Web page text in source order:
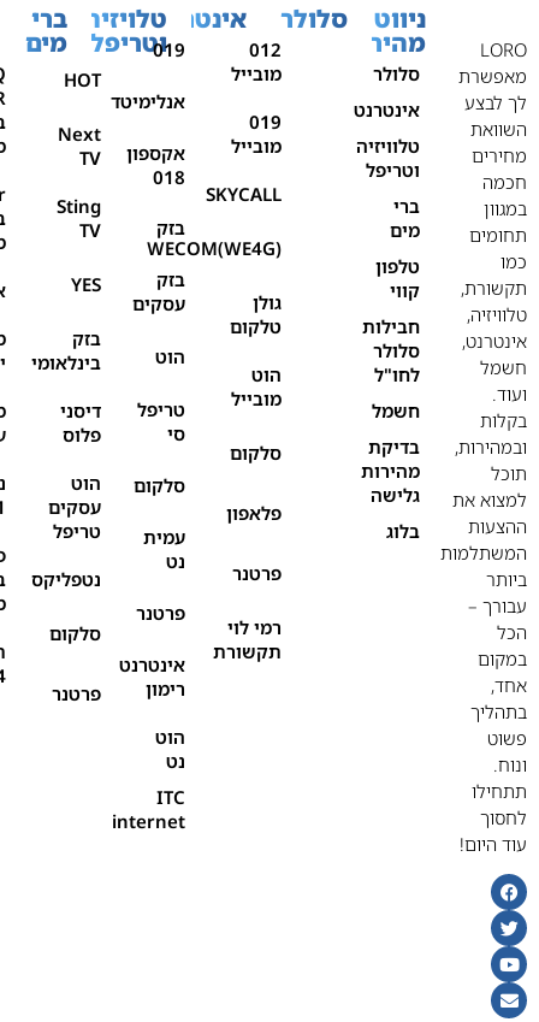
LORO
מאפשרת
לך לבצע
השוואת
מחירים
חכמה
במגוון
תחומים
כמו
תקשורת,
טלוויזיה,
אינטרנט,
חשמל
ועוד.
בקלות
ובמהירות,
תוכל
למצוא את
ההצעות
המשתלמות
ביותר
עבורך –
הכל
במקום
אחד,
בתהליך
פשוט
ונוח.
תתחילו
לחסוך
עוד היום!
ניווט
מהיר
סלולר
אינטרנט
טלוויזיה
וטריפל
ברי
מים
טלפון
קווי
חבילות
סלולר
לחו"ל
חשמל
בדיקת
מהירות
גלישה
בלוג
סלולר
012
מובייל
019
מובייל
SKYCALL
WECOM(WE4G)
גולן
טלקום
הוט
מובייל
סלקום
פלאפון
פרטנר
רמי לוי
תקשורת
אינטרנט
019
אנלימיטד
אקספון
018
בזק
בזק
עסקים
הוט
טריפל
סי
סלקום
עמית
נט
פרטנר
אינטרנט
רימון
הוט
נט
ITC
internet
טלויזיה
וטריפל
HOT
Next
TV
Sting
TV
YES
בזק
בינלאומי
דיסני
פלוס
הוט
עסקים
טריפל
נטפליקס
סלקום
פרטנר
ברי
מים